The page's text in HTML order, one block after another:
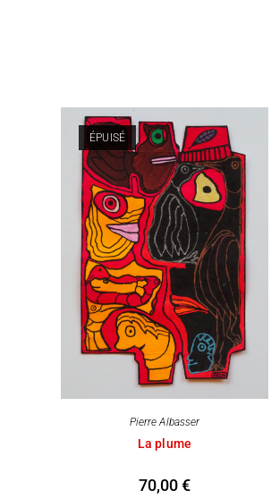
ÉPUISÉ
Pierre Albasser
La plume
70,00€